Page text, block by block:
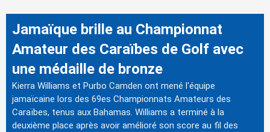
Jamaïque brille au Championnat
Amateur des Caraïbes de Golf avec
une médaille de bronze
Kierra Williams et Purbo Camden ont mené l'équipe
jamaïcaine lors des 69es Championnats Amateurs des
Caraïbes, tenus aux Bahamas. Williams a terminé à la
deuxième place après avoir amélioré son score au fil des